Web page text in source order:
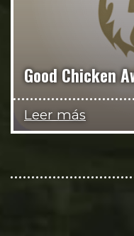
Good Chicken
Leer más